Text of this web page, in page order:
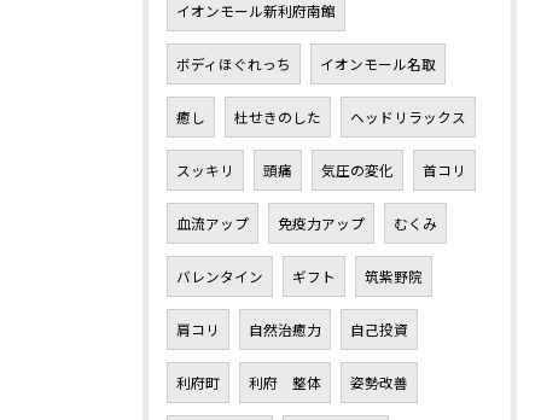
イオンモール新利府南館
ボディほぐれっち イオンモール名取
癒し 杜せきのした ヘッドリラックス
スッキリ 頭痛 気圧の変化 首コリ
血流アップ 免疫力アップ むくみ
バレンタイン ギフト 筑紫野院
肩コリ 自然治癒力 自己投資
利府町 利府 整体 姿勢改善